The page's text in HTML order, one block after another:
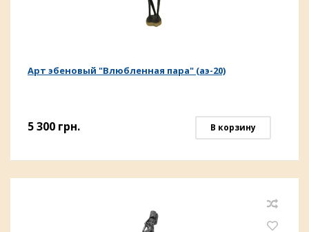
Арт эбеновый "Влюбленная пара" (аэ-20)
5 300 грн. В корзину